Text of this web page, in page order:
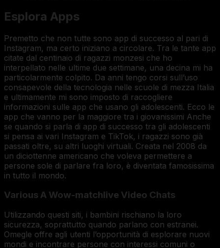
Esplora Apps
Premetto che non tutte sono app di successo al pari di
Instagram, ma certo iniziano a circolare. Tra le tante app
citate dal centinaio di ragazzi monzesi che ho
interpellato nelle ultime due settimane, una decina mi ha
particolarmente colpito. Da anni tengo corsi sull’uso
consapevole della tecnologia nelle scuole di mezza Italia
e ultimamente mi sono imposto di raccogliere
informazioni sulle app che usano gli adolescenti. Ecco le
app che vanno per la maggiore tra i giovanissimi Anche
se quando si parla di app di successo tra gli adolescenti
si pensa ai vari Instagram e TikTok, i ragazzi sono già
passati oltre, su altri luoghi virtuali. Creata nel 2008 da
un diciottenne americano che voleva permettere a
persone sole di parlare fra loro, è diventata famosissima
in tutto il mondo.
Various A Wow-matchlive Video Chats
Utilizzando questi siti, i bambini rischiano la loro
sicurezza, soprattutto quando parlano con estranei.
Omegle offre agli utenti l’opportunità di esplorare nuovi
mondi e incontrare persone con interessi comuni o